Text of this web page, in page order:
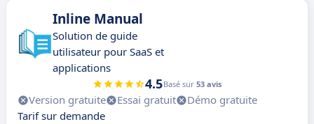
Inline Manual
Solution de guide
utilisateur pour SaaS et
applications
4.5Basé sur 53 avis
Version gratuite Essai gratuit
Démo gratuite
Tarif sur demande